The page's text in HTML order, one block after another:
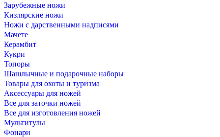
Зарубежные ножи
Кизлярские ножи
Ножи с дарственными надписями
Мачете
Керамбит
Кукри
Топоры
Шашлычные и подарочные наборы
Товары для охоты и туризма
Аксессуары для ножей
Все для заточки ножей
Все для изготовления ножей
Мультитулы
Фонари